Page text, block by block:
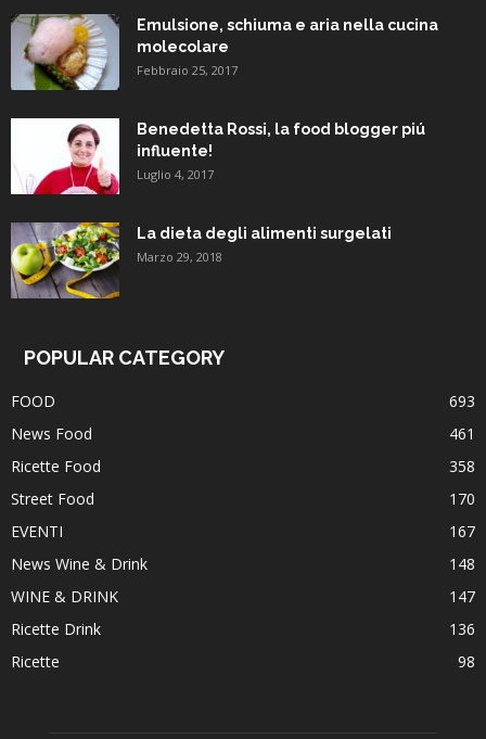
Emulsione, schiuma e aria nella cucina
molecolare
Febbraio 25, 2017
Benedetta Rossi, la food blogger piú
influente!
Luglio 4, 2017
La dieta degli alimenti surgelati
Marzo 29, 2018
POPULAR CATEGORY
FOOD
693
News Food
461
Ricette Food
358
Street Food
170
EVENTI
167
News Wine & Drink
148
WINE & DRINK
147
Ricette Drink
136
Ricette
98